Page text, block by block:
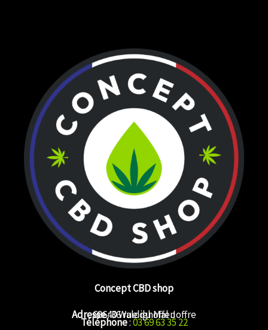
Concept CBD shop
Adresse: 36 rue du Mal Joffre
68640 Waldighoffen
Téléphone:03 69 63 35 22